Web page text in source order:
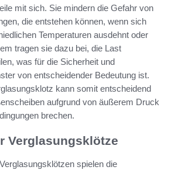
mit sich. Sie mindern die Gefahr von
die entstehen können, wenn sich
Temperaturen ausdehnt oder
tragen sie dazu bei, die Last
was für die Sicherheit und
von entscheidender Bedeutung ist.
kann somit entscheidend
aufgrund von äußerem Druck
brechen.
Verglasungsklötze
spielen die